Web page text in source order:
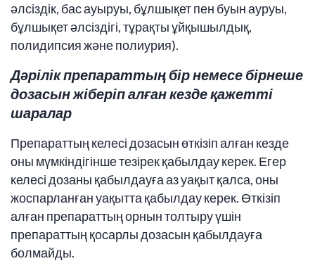
әлсіздік, бас ауыруы, бұлшықет пен буын ауруы,
бұлшықет әлсіздігі, тұрақты ұйқышылдық,
полидипсия және полиурия).
Дәрілік препараттың бір немесе бірнеше
дозасын жіберіп алған кезде қажетті
шаралар
Препараттың келесі дозасын өткізіп алған кезде
оны мүмкіндігінше тезірек қабылдау керек. Егер
келесі дозаны қабылдауға аз уақыт қалса, оны
жоспарланған уақытта қабылдау керек. Өткізіп
алған препараттың орнын толтыру үшін
препараттың қосарлы дозасын қабылдауға
болмайды.